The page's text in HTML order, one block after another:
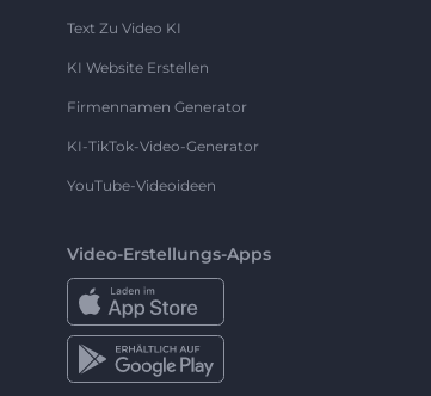
Text Zu Video KI
KI Website Erstellen
Firmennamen Generator
KI-TikTok-Video-Generator
YouTube-Videoideen
Video-Erstellungs-Apps